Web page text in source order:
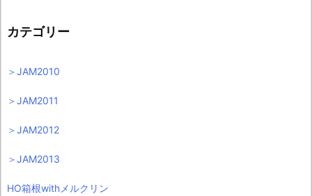
カテゴリー
＞JAM2010
＞JAM2011
＞JAM2012
＞JAM2013
HO箱根withメルクリン